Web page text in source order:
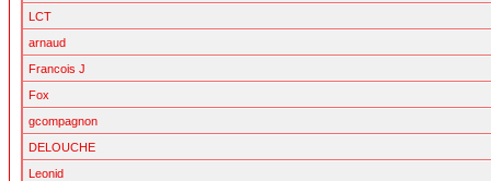
LCT
arnaud
Francois J
Fox
gcompagnon
DELOUCHE
Leonid